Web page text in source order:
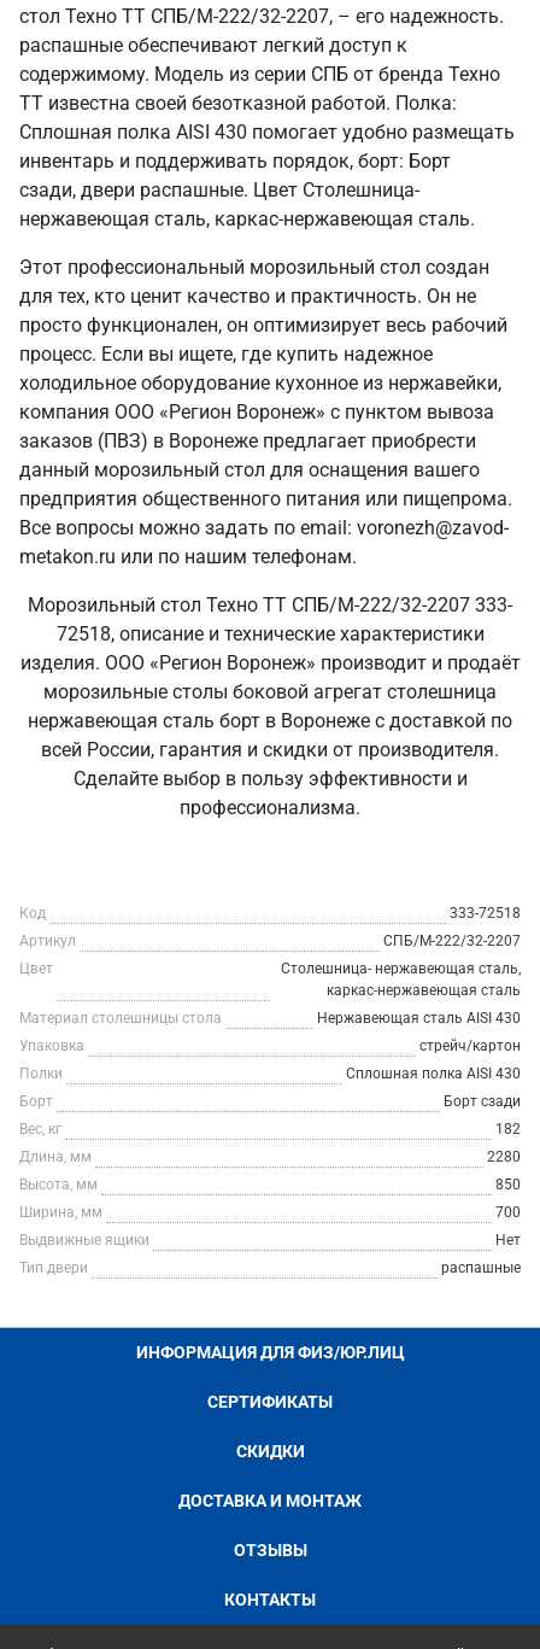
стол Техно ТТ СПБ/М-222/32-2207, – его надежность.
распашные обеспечивают легкий доступ к
содержимому. Модель из серии СПБ от бренда Техно
ТТ известна своей безотказной работой. Полка:
Сплошная полка AISI 430 помогает удобно размещать
инвентарь и поддерживать порядок, борт: Борт
сзади, двери распашные. Цвет Столешница-
нержавеющая сталь, каркас-нержавеющая сталь.
Этот профессиональный морозильный стол создан
для тех, кто ценит качество и практичность. Он не
просто функционален, он оптимизирует весь рабочий
процесс. Если вы ищете, где купить надежное
холодильное оборудование кухонное из нержавейки,
компания ООО «Регион Воронеж» с пунктом вывоза
заказов (ПВЗ) в Воронеже предлагает приобрести
данный морозильный стол для оснащения вашего
предприятия общественного питания или пищепрома.
Все вопросы можно задать по email: voronezh@zavod-
metakon.ru или по нашим телефонам.
Морозильный стол Техно ТТ СПБ/М-222/32-2207 333-
72518, описание и технические характеристики
изделия. ООО «Регион Воронеж» производит и продаёт
морозильные столы боковой агрегат столешница
нержавеющая сталь борт в Воронеже с доставкой по
всей России, гарантия и скидки от производителя.
Сделайте выбор в пользу эффективности и
профессионализма.
Код
333-72518
Артикул
СПБ/М-222/32-2207
Цвет
Столешница- нержавеющая сталь,
каркас-нержавеющая сталь
Материал столешницы стола
Нержавеющая сталь AISI 430
Упаковка
стрейч/картон
Полки
Сплошная полка AISI 430
Борт
Борт сзади
Вес, кг
182
Длина, мм
2280
Высота, мм
850
Ширина, мм
700
Выдвижные ящики
Нет
Тип двери
распашные
ИНФОРМАЦИЯ ДЛЯ ФИЗ/ЮР.ЛИЦ
СЕРТИФИКАТЫ
СКИДКИ
ДОСТАВКА И МОНТАЖ
ОТЗЫВЫ
КОНТАКТЫ